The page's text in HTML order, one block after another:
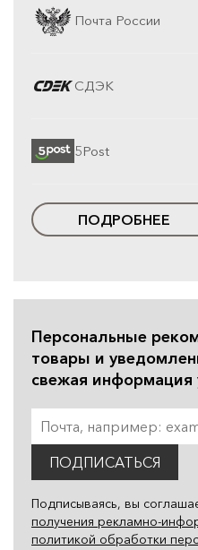
Почта России
СДЭК
5Post
ПОДРОБНЕЕ
Персональные
товары и
свежая информация
ПОДПИСАТЬСЯ
Подписываясь, вы
получения рекламно-
политикой обработки